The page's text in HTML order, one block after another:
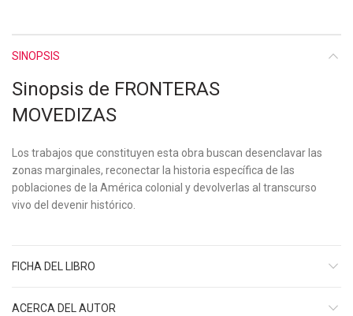
SINOPSIS
Sinopsis de FRONTERAS
MOVEDIZAS
Los trabajos que constituyen esta obra buscan desenclavar las
zonas marginales, reconectar la historia específica de las
poblaciones de la América colonial y devolverlas al transcurso
vivo del devenir histórico.
FICHA DEL LIBRO
ACERCA DEL AUTOR